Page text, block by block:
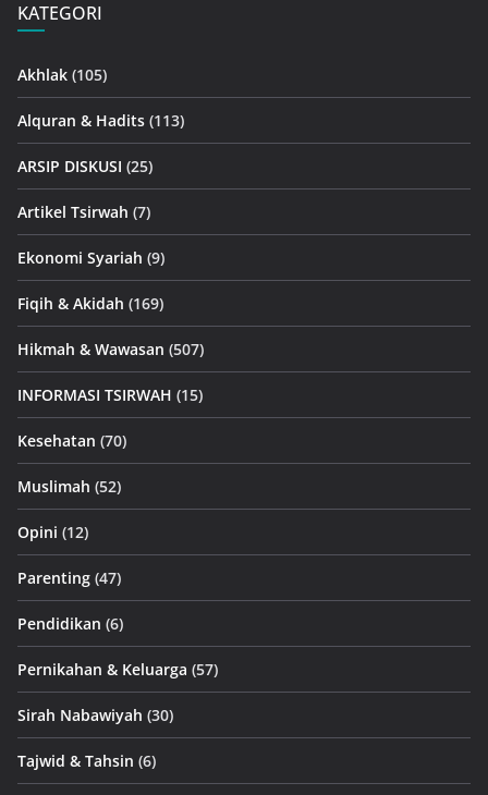
KATEGORI
Akhlak (105)
Alquran & Hadits (113)
ARSIP DISKUSI (25)
Artikel Tsirwah (7)
Ekonomi Syariah (9)
Fiqih & Akidah (169)
Hikmah & Wawasan (507)
INFORMASI TSIRWAH (15)
Kesehatan (70)
Muslimah (52)
Opini (12)
Parenting (47)
Pendidikan (6)
Pernikahan & Keluarga (57)
Sirah Nabawiyah (30)
Tajwid & Tahsin (6)